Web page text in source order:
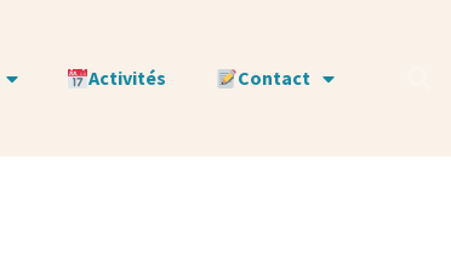
Activités Contact